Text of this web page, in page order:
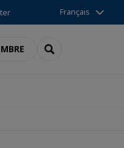
Français
RECHERCHER